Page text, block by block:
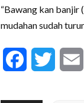
“Bawang kan banjir
mudahan sudah
FacebookTwitter